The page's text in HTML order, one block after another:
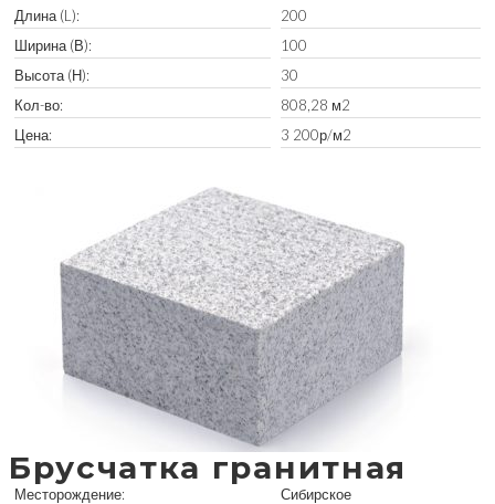
Длина (L):
Ширина (В):
Высота (Н):
Кол-во:
Цена:
200
100
30
808,28 м2
3 200р/м2
Брусчатка гранитная
Месторождение:
Сибирское